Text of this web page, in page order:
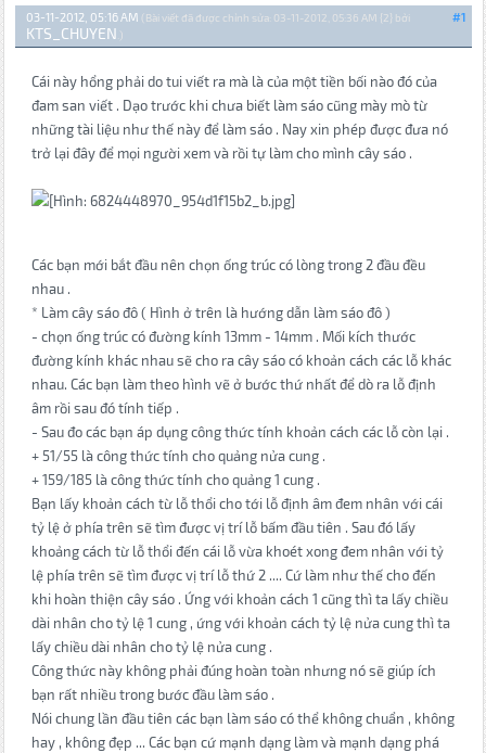
#1
03-11-2012, 05:16 AM (Bài viết đã được chỉnh sửa: 03-11-2012, 05:36 AM {2} bởi
KTS_CHUYEN .)
Cái này hổng phải do tui viết ra mà là của một tiền bối nào đó của
đam san viết . Dạo trước khi chưa biết làm sáo cũng mày mò từ
những tài liệu như thế này để làm sáo . Nay xin phép được đưa nó
trở lại đây để mọi người xem và rồi tự làm cho mình cây sáo .
Các bạn mới bắt đầu nên chọn ống trúc có lòng trong 2 đầu đều
nhau .
* Làm cây sáo đô ( Hình ở trên là hướng dẫn làm sáo đô )
- chọn ống trúc có đường kính 13mm - 14mm . Mối kích thước
đường kính khác nhau sẽ cho ra cây sáo có khoản cách các lỗ khác
nhau. Các bạn làm theo hình vẽ ở bước thứ nhất để dò ra lỗ định
âm rồi sau đó tính tiếp .
- Sau đo các bạn áp dụng công thức tính khoản cách các lỗ còn lại .
+ 51/55 là công thức tính cho quảng nửa cung .
+ 159/185 là công thức tính cho quảng 1 cung .
Bạn lấy khoản cách từ lỗ thổi cho tới lỗ định âm đem nhân với cái
tỷ lệ ở phía trên sẽ tìm được vị trí lỗ bấm đầu tiên . Sau đó lấy
khoảng cách từ lỗ thổi đến cái lỗ vừa khoét xong đem nhân với tỷ
lệ phía trên sẽ tìm được vị trí lỗ thứ 2 .... Cứ làm như thế cho đến
khi hoàn thiện cây sáo . Ứng với khoản cách 1 cũng thì ta lấy chiều
dài nhân cho tỷ lệ 1 cung , ứng với khoản cách tỷ lệ nửa cung thì ta
lấy chiều dài nhân cho tỷ lệ nửa cung .
Công thức này không phải đúng hoàn toàn nhưng nó sẽ giúp ích
bạn rất nhiều trong bước đầu làm sáo .
Nói chung lần đầu tiên các bạn làm sáo có thể không chuẩn , không
hay , không đẹp ... Các bạn cứ mạnh dạng làm và mạnh dạng phá